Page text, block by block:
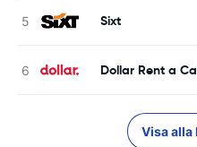
Sixt
Dollar Rent a
Visa